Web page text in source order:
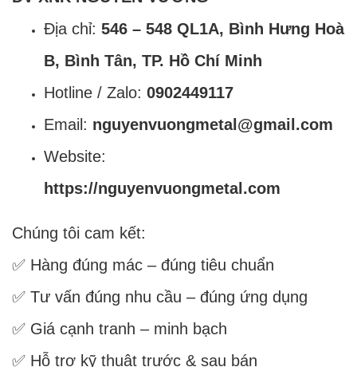
Địa chỉ: 546 – 548 QL1A, Bình Hưng Hoà
B, Bình Tân, TP. Hồ Chí Minh
Hotline / Zalo: 0902449117
Email: nguyenvuongmetal@gmail.com
Website:
https://nguyenvuongmetal.com
Chúng tôi cam kết:
✅ Hàng đúng mác – đúng tiêu chuẩn
✅ Tư vấn đúng nhu cầu – đúng ứng dụng
✅ Giá cạnh tranh – minh bạch
✅ Hỗ trợ kỹ thuật trước & sau bán